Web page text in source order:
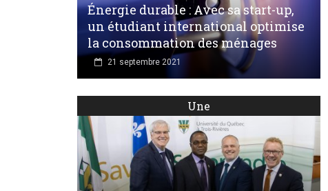
Énergie durable : Avec sa start-up,
un étudiant international optimise
la consommation des ménages
21 septembre 2021
Une